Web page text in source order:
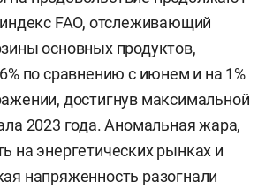
FAO, отслеживающий
основных продуктов,
по сравнению с июнем и на 1%
достигнув максимальной
2023 года. Аномальная жара,
на энергетических рынках и
напряженность разогнали